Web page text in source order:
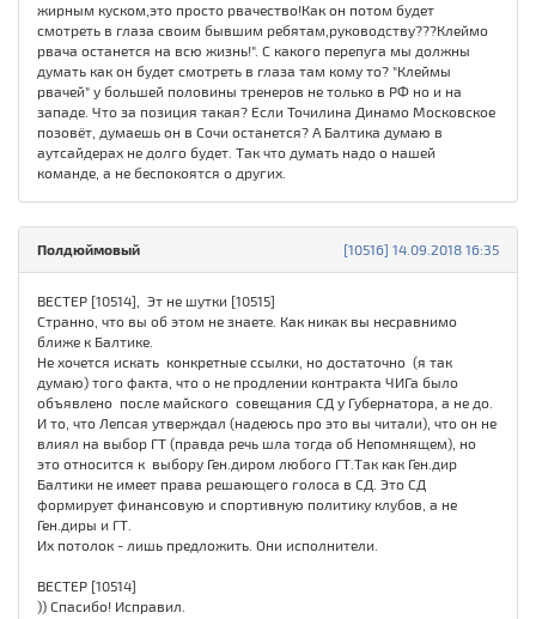
жирным куском,это просто рвачество!Как он потом будет
смотреть в глаза своим бывшим ребятам,руководству???Клеймо
рвача останется на всю жизнь!". С какого перепуга мы должны
думать как он будет смотреть в глаза там кому то? "Клеймы
рвачей" у большей половины тренеров не только в РФ но и на
западе. Что за позиция такая? Если Точилина Динамо Московское
позовёт, думаешь он в Сочи останется? А Балтика думаю в
аутсайдерах не долго будет. Так что думать надо о нашей
команде, а не беспокоятся о других.
[10516] 14.09.2018 16:35
Полдюймовый
ВЕСТЕР [10514], Эт не шутки [10515]
Странно, что вы об этом не знаете. Как никак вы несравнимо
ближе к Балтике.
Не хочется искать конкретные ссылки, но достаточно (я так
думаю) того факта, что о не продлении контракта ЧИГа было
объявлено после майского совещания СД у Губернатора, а не до.
И то, что Лепсая утверждал (надеюсь про это вы читали), что он не
влиял на выбор ГТ (правда речь шла тогда об Непомнящем), но
это относится к выбору Ген.диром любого ГТ.Так как Ген.дир
Балтики не имеет права решающего голоса в СД. Это СД
формирует финансовую и спортивную политику клубов, а не
Ген.диры и ГТ.
Их потолок - лишь предложить. Они исполнители.
ВЕСТЕР [10514]
)) Спасибо! Исправил.